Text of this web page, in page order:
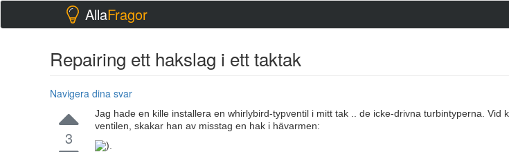
AllaFragor
Repairing ett hakslag i ett taktak
Navigera dina svar
3
Jag hade en kille installera en whirlybird-typventil i mitt tak .. de icke-drivna turbintyperna. Vid
ventilen, skakar han av misstag en hak i hävarmen:
).